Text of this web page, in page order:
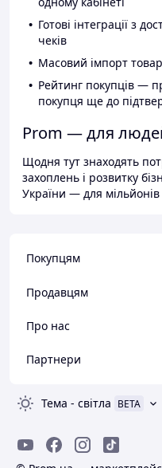
Готові інтеграції з
чеків
Масовий імпорт
Рейтинг покупців —
покупця ще до
Prom — для
Щодня тут знаходять
захоплень і розвитку
України — для мільйонів
Покупцям
Продавцям
Про нас
Партнери
Тема - світла BETA